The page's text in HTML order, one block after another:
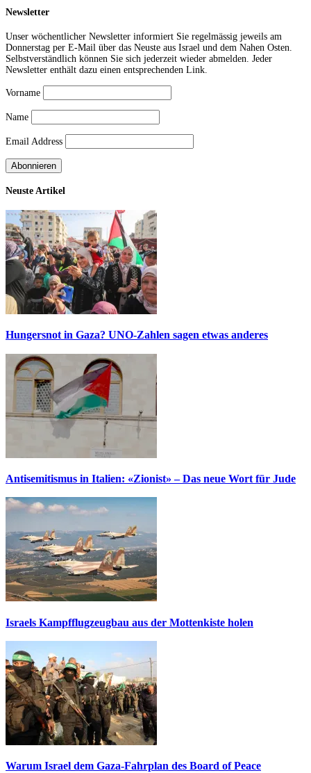
Newsletter
Unser wöchentlicher Newsletter informiert Sie regelmässig jeweils am
Donnerstag per E-Mail über das Neuste aus Israel und dem Nahen Osten.
Selbstverständlich können Sie sich jederzeit wieder abmelden. Jeder
Newsletter enthält dazu einen entsprechenden Link.
Vorname
Name
Email Address
Neuste Artikel
Hungersnot in Gaza? UNO-Zahlen sagen etwas anderes
Antisemitismus in Italien: «Zionist» – Das neue Wort für Jude
Israels Kampfflugzeugbau aus der Mottenkiste holen
Warum Israel dem Gaza-Fahrplan des Board of Peace